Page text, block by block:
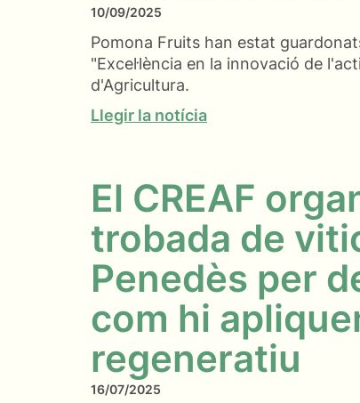
10/09/2025
Pomona Fruits han estat
"Excel·lència en la innovació de
d'Agricultura.
Llegir la notícia
El CREAF
trobada de
Penedès per
com hi
regeneratiu
16/07/2025